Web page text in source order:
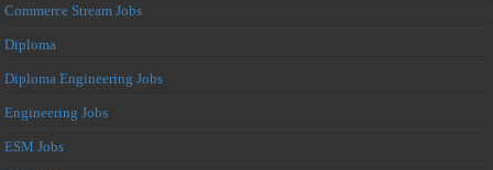
Commerce Stream Jobs
Diploma
Diploma Engineering Jobs
Engineering Jobs
ESM Jobs